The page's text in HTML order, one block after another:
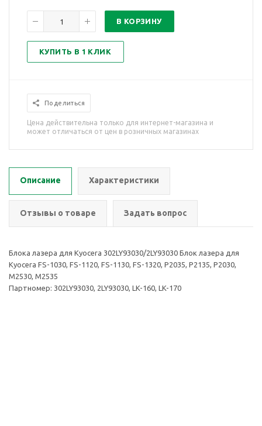
В КОРЗИНУ
КУПИТЬ В 1 КЛИК
Поделиться
Цена действительна только для интернет-магазина и
может отличаться от цен в розничных магазинах
Описание Характеристики
Отзывы о товаре Задать вопрос
Блока лазера для Kyocera 302LY93030/2LY93030 Блок лазера для
Kyocera FS-1030, FS-1120, FS-1130, FS-1320, P2035, P2135, P2030,
M2530, M2535
Партномер: 302LY93030, 2LY93030, LK-160, LK-170